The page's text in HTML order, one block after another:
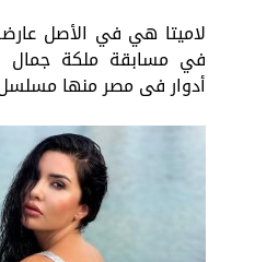
لاميتا هي في الأصل
أدوار فى مصر منها مسلسل